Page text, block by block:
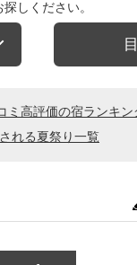
しください。
高評価の宿ランキン
れる夏祭り一覧